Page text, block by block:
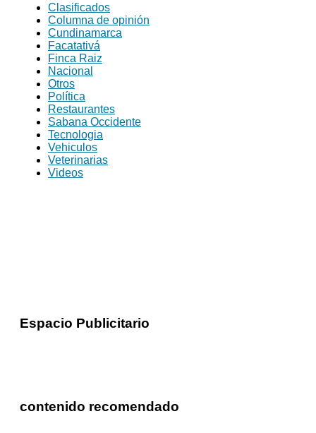
Clasificados
Columna de opinión
Cundinamarca
Facatativá
Finca Raiz
Nacional
Otros
Política
Restaurantes
Sabana Occidente
Tecnologia
Vehiculos
Veterinarias
Videos
Espacio Publicitario
contenido recomendado